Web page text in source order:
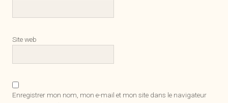
Site web
Enregistrer mon nom, mon e-mail et mon site dans le navigateur